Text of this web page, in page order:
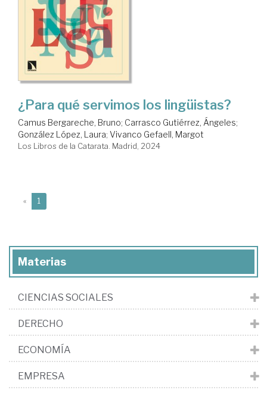
¿Para qué servimos los lingüistas?
Camus Bergareche, Bruno; Carrasco Gutiérrez, Ángeles;
González López, Laura; Vivanco Gefaell, Margot
Los Libros de la Catarata. Madrid, 2024
« 1
Materias
CIENCIAS SOCIALES
DERECHO
ECONOMÍA
EMPRESA